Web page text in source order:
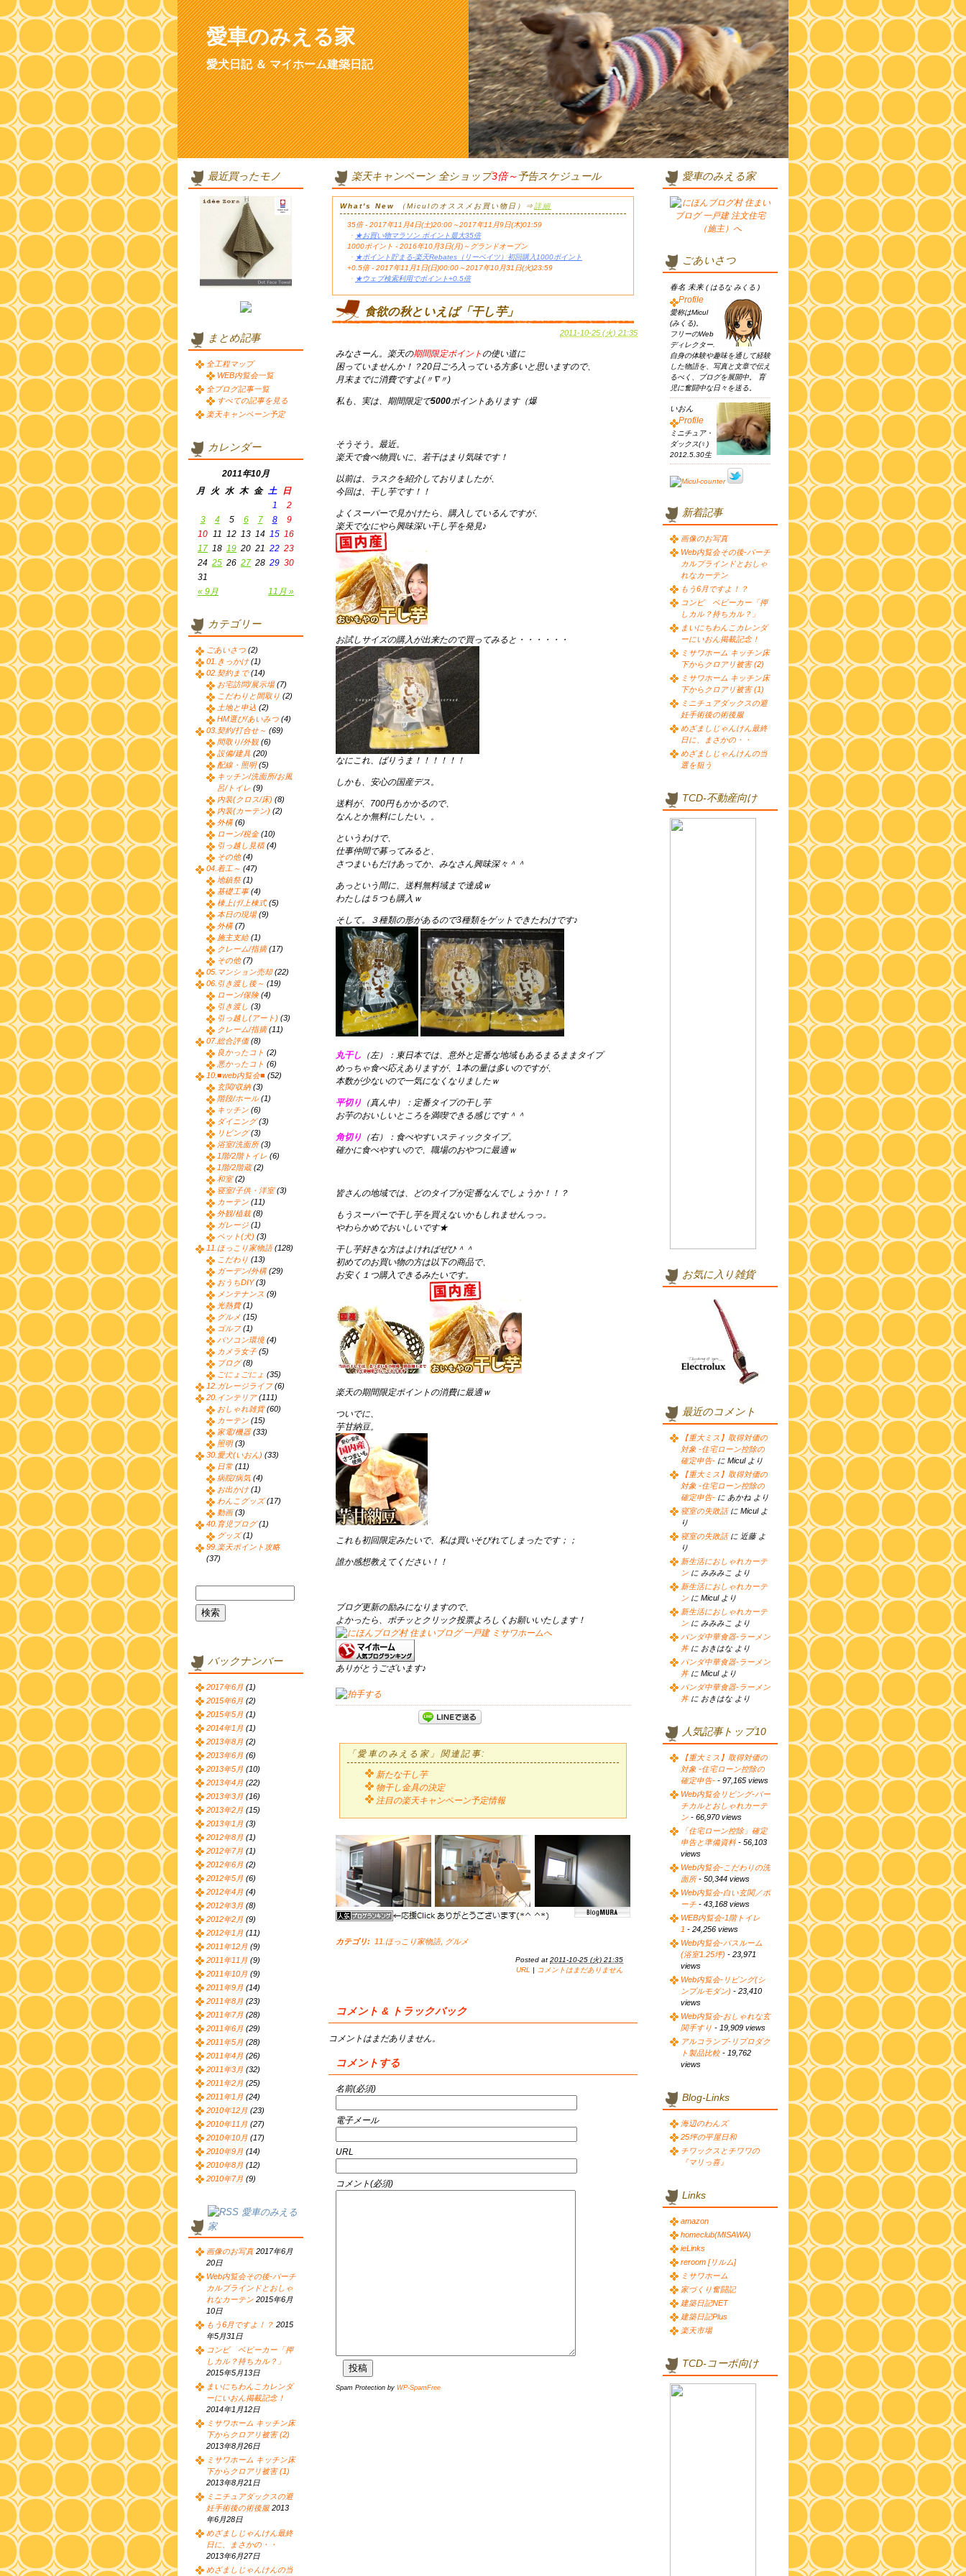
愛車のみえる家
愛犬日記 ＆ マイホーム建築日記
楽天キャンペーン 全ショップ3倍～予告スケジュール
What's New （Miculのオススメお買い物日）⇒詳細
35倍 - 2017年11月4日(土)20:00～2017年11月9日(木)01:59
・ ★お買い物マラソン ポイント最大35倍
1000ポイント - 2016年10月3日(月)～グランドオープン
・ ★ポイント貯まる-楽天Rebates（リーベイツ）初回購入1000ポイント
+0.5倍 - 2017年11月1日(日)00:00～2017年10月31日(火)23:59
・ ★ウェブ検索利用でポイント+0.5倍
食欲の秋といえば「干し芋」
2011-10-25 (火) 21:35
みなさーん。楽天の期間限定ポイント の使い道に
困っていませんか！？20日ごろ入っている方多いと思いますので、
月末までに消費ですよ(〃∇〃)
私も、実は、期間限定で5000ポイントあります（爆
そうそう。最近。
楽天で食べ物買いに、若干はまり気味です！
以前は、ラスクを紹介しておりましたが、
今回は、干し芋です！！
よくスーパーで見かけたら、購入しているんですが、
楽天でなにやら興味深い干し芋を発見♪
お試しサイズの購入が出来たので買ってみると・・・・・・
なにこれ、ばりうま！！！！！！
しかも、安心の国産デス。
送料が、700円もかかるので、
なんとか無料にしたい。。
というわけで、
仕事仲間で募ってみると、
さつまいもだけあってか、みなさん興味深々＾＾
あっという間に、送料無料域まで達成ｗ
わたしは５つも購入ｗ
そして。３種類の形があるので3種類をゲットできたわけです♪
丸干し （左）：東日本では、意外と定番な地域もあるまるままタイプ
めっちゃ食べ応えありますが、1本の量は多いのですが、
本数が少ないので一気になくなりましたｗ
平切り （真ん中）：定番タイプの干し芋
お芋のおいしいところを満喫できる感じです＾＾
角切り （右）：食べやすいスティックタイプ。
確かに食べやすいので、職場のおやつに最適ｗ
皆さんの地域では、どのタイプが定番なんでしょうか！！？
もうスーパーで干し芋を買えないかもしれませんっっ。
やわらかめでおいしいです★
干し芋好きな方はよければぜひ＾＾
初めてのお買い物の方は以下の商品で、
お安く１つ購入できるみたいです。
楽天の期間限定ポイントの消費に最適ｗ
ついでに、
芋甘納豆。
これも初回限定みたいで、私は買いそびれてしまったです；；
誰か感想教えてください！！
ブログ更新の励みになりますので、
よかったら、ポチッとクリック投票よろしくお願いいたします！
ありがとうございます♪
「愛車のみえる家」関連記事:
新たな干し芋
物干し金具の決定
注目の楽天キャンペーン予定情報
カテゴリ: 11.ほっこり家物語, グルメ
Posted at 2011-10-25 (火) 21:35
URL
| コメントはまだありません
コメント & トラックバック
コメントはまだありません。
コメントする
名前(必須)
電子メール
URL
コメント(必須)
Spam Protection by WP-SpamFree
最近買ったモノ
まとめ記事
全工程マップ
WEB内覧会一覧
全ブログ記事一覧
すべての記事を見る
楽天キャンペーン予定
カレンダー
2011年10月
月
火 水 木 金 土 日
« 9月 11月 »
1
2
3
4 5 6 7 8
9
10 11 12 13 14 15 16
17 18 19 20 21 22 23
24 25 26 27 28 29 30
31
カテゴリー
ごあいさつ (2)
01.きっかけ (1)
02.契約まで(14)
お宅訪問/展示場(7)
こだわりと間取り (2)
土地と申込 (2)
HM選び/あいみつ (4)
03.契約/打合せ～ (69)
間取り/外観 (6)
設備/建具 (20)
配線・照明(5)
キッチン/洗面所/お風
呂/トイレ (9)
内装(クロス/床) (8)
内装(カーテン) (2)
外構(6)
ローン/税金(10)
引っ越し見積(4)
その他 (4)
04.着工～ (47)
地鎮祭 (1)
基礎工事(4)
棟上げ/上棟式(5)
本日の現場(9)
外構(7)
施主支給(1)
クレーム/指摘(17)
その他 (7)
05.マンション売却(22)
06.引き渡し後～ (19)
ローン/保険(4)
引き渡し (3)
引っ越し(アート) (3)
クレーム/指摘(11)
07.総合評価(8)
良かったコト (2)
悪かったコト (6)
10.■web内覧会■ (52)
玄関/収納(3)
階段/ホール(1)
キッチン (6)
ダイニング(3)
リビング(3)
浴室/洗面所(3)
1階/2階トイレ (6)
1階/2階蔵(2)
和室(2)
寝室/子供・洋室(3)
カーテン (11)
外観/植栽(8)
ガレージ (1)
ペット(犬) (3)
11.ほっこり家物語(128)
こだわり (13)
ガーデン/外構(29)
おうちDIY(3)
メンテナンス (9)
光熱費(1)
グルメ (15)
ゴルフ (1)
パソコン環境(4)
カメラ女子 (5)
ブログ(8)
ごにょごにょ (35)
12.ガレージライフ (6)
20.インテリア(111)
おしゃれ雑貨(60)
カーテン (15)
家電/機器 (33)
照明(3)
30.愛犬(いおん) (33)
日常 (11)
病院/病気 (4)
お出かけ (1)
わんこグッズ(17)
動画(3)
40.育児ブログ(1)
グッズ(1)
99.楽天ポイント攻略
(37)
バックナンバー
2017年6月 (1)
2015年6月 (2)
2015年5月 (1)
2014年1月 (1)
2013年8月 (2)
2013年6月 (6)
2013年5月 (10)
2013年4月 (22)
2013年3月 (16)
2013年2月 (15)
2013年1月 (3)
2012年8月 (1)
2012年7月 (1)
2012年6月 (2)
2012年5月 (6)
2012年4月 (4)
2012年3月 (8)
2012年2月 (9)
2012年1月 (11)
2011年12月 (9)
2011年11月 (9)
2011年10月 (9)
2011年9月 (14)
2011年8月 (23)
2011年7月 (28)
2011年6月 (29)
2011年5月 (28)
2011年4月 (26)
2011年3月 (32)
2011年2月 (25)
2011年1月 (24)
2010年12月 (23)
2010年11月 (27)
2010年10月 (17)
2010年9月 (14)
2010年8月 (12)
2010年7月 (9)
愛車のみえる
家
画像のお写真 2017年6月
20日
Web内覧会その後-バーチ
カルブラインドとおしゃ
れなカーテン 2015年6月
10日
もう6月ですよ！？ 2015
年5月31日
コンビ ベビーカー「押
しカル？持ちカル？」
2015年5月13日
まいにちわんこカレンダ
ーにいおん掲載記念！
2014年1月12日
ミサワホーム キッチン床
下からクロアリ被害 (2)
2013年8月26日
ミサワホーム キッチン床
下からクロアリ被害 (1)
2013年8月21日
ミニチュアダックスの避
妊手術後の術後服 2013
年6月28日
めざましじゃんけん最終
日に、まさかの・・
2013年6月27日
めざましじゃんけんの当
愛車のみえる家
ごあいさつ
春名 未来 ( はるな みくる )
Profile
愛称はMicul
(みくる)。
フリーのWeb
ディレクター.
自身の体験や趣味を通して経験
した物語を、写真と文章で伝え
るべく、ブログを展開中。 育
児に奮闘中な日々を送る。
いおん
Profile
ミニチュア・
ダックス(♀)
2012.5.30生
新着記事
画像のお写真
Web内覧会その後-バーチ
カルブラインドとおしゃ
れなカーテン
もう6月ですよ！？
コンビ ベビーカー「押
しカル？持ちカル？」
まいにちわんこカレンダ
ーにいおん掲載記念！
ミサワホーム キッチン床
下からクロアリ被害 (2)
ミサワホーム キッチン床
下からクロアリ被害 (1)
ミニチュアダックスの避
妊手術後の術後服
めざましじゃんけん最終
日に、まさかの・・
めざましじゃんけんの当
選を狙う
TCD-不動産向け
お気に入り雑貨
最近のコメント
【重大ミス】取得対価の
対象 -住宅ローン控除の
確定申告- に Micul より
【重大ミス】取得対価の
対象 -住宅ローン控除の
確定申告- に あかね より
寝室の失敗話に Micul よ
り
寝室の失敗話に 近藤 よ
り
新生活におしゃれカーテ
ン に みみみこ より
新生活におしゃれカーテ
ン に Micul より
新生活におしゃれカーテ
ン に みみみこ より
パンダ中華食器-ラーメン
丼に おきはな より
パンダ中華食器-ラーメン
丼に Micul より
パンダ中華食器-ラーメン
丼に おきはな より
人気記事トップ10
【重大ミス】取得対価の
対象 -住宅ローン控除の
確定申告- - 97,165 views
Web内覧会リビング-バー
チカルとおしゃれカーテ
ン - 66,970 views
「住宅ローン控除」確定
申告と準備資料 - 56,103
views
Web内覧会-こだわりの洗
面所- 50,344 views
Web内覧会-白い玄関／ポ
ーチ - 43,168 views
WEB内覧会-1階トイレ
1 - 24,256 views
Web内覧会-バスルーム
(浴室1.25坪) - 23,971
views
Web内覧会-リビング(シ
ンプルモダン) - 23,410
views
Web内覧会-おしゃれな玄
関手すり - 19,909 views
アルコランプ-リプロダク
ト製品比較- 19,762
views
Blog-Links
海辺のわんズ
25坪の平屋日和
チワックスとチワワの
『マリっ喜』
Links
amazon
homeclub(MISAWA)
ieLinks
reroom [リルム]
ミサワホーム
家づくり奮闘記
建築日記NET
建築日記Plus
楽天市場
TCD-コーポ向け